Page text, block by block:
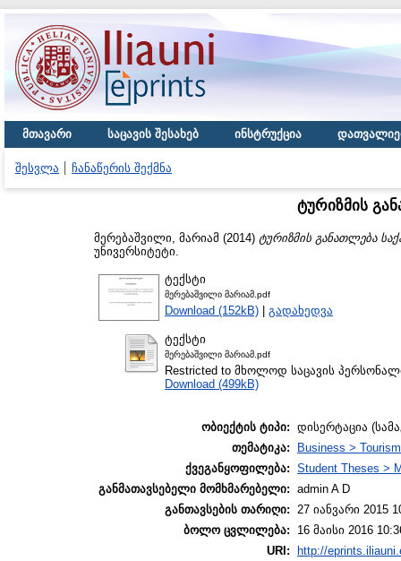
მთავარი საცავის შესახებ ინსტრუქცია
შესვლა ჩანაწერის შექმნა
ტურიზმის
მერებაშვილი, მარიამ (2014) ტურიზმის განათლება
უნივერსიტეტი.
ტექსტი
მერებაშვილი მარიამ.pdf
Download (152kB) | გადახედვა
ტექსტი
მერებაშვილი მარიამ.pdf
Restricted to მხოლოდ საცავის
Download (499kB)
ობიექტის ტიპი: დისერტაცია
თემატიკა:
Business >
ქვეგანყოფილება: Student Theses >
განმათავსებელი მომხმარებელი: admin A D
განთავსების თარიღი: 27 იანვარი 2015
ბოლო ცვლილება:
16 მაისი 2016
URI:
http://